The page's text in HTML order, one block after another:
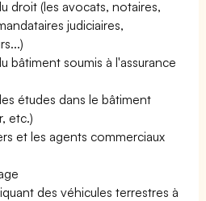
droit (les avocats, notaires,
judiciaires,
bâtiment soumis à l'assurance
études dans le bâtiment
etc.)
et les agents commerciaux
des véhicules terrestres à